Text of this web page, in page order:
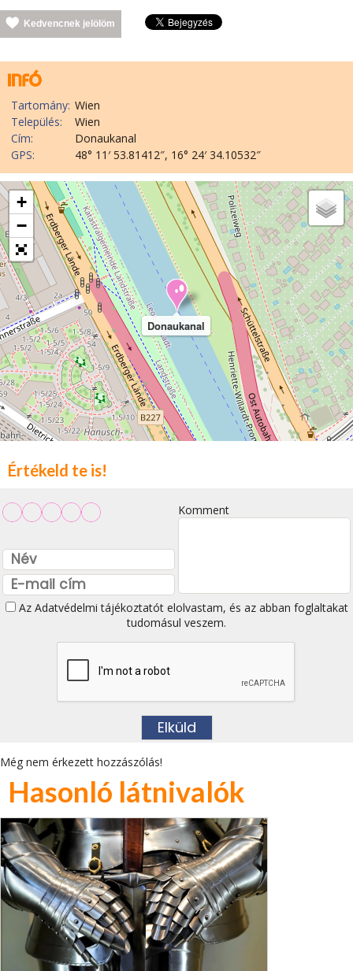
Kedvencnek jelölöm
Tartomány: Wien
Település:
Wien
Cím:
Donaukanal
GPS:
48° 11′ 53.81412″, 16° 24′ 34.10532″
Donaukanal
+
−
Értékeld te is!
Komment
Az Adatvédelmi tájékoztatótelolvastam, és az abban foglaltakat
tudomásul veszem.
Még nem érkezett hozzászólás!
Hasonló látnivalók